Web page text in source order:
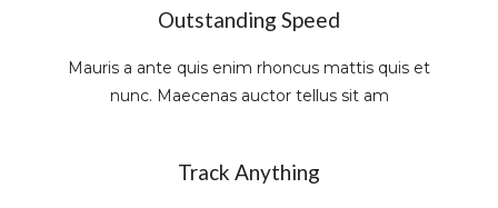
Outstanding Speed
Mauris a ante quis enim rhoncus mattis quis et
nunc. Maecenas auctor tellus sit am
Track Anything